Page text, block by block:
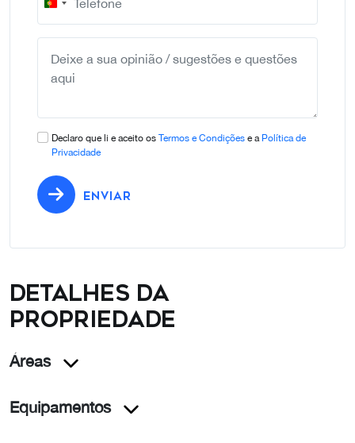
Portugal
+351
Declaro que li e aceito os Termos e Condições e a Política de
Privacidade
ENVIAR
Detalhes da
propriedade
Áreas
Equipamentos